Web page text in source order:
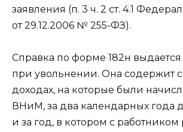
заявления (п. 3 ч. 2 ст. 4.1
от 29.12.2006 № 255-ФЗ).
Справка по форме 182н выдается
при увольнении. Она содержит
доходах, на которые были
ВНиМ, за два календарных года
и за год, в котором с работником